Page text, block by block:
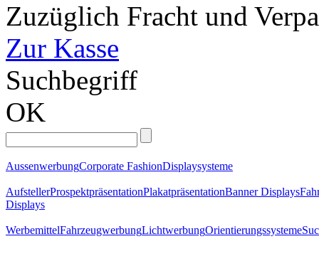
Zuzüglich Fracht und
Zur Kasse
Suchbegriff
OK
AussenwerbungCorporate FashionDisplaysysteme
AufstellerProspektpräsentationPlakatpräsentationBanner Displays
Displays
WerbemittelFahrzeugwerbungLichtwerbungOrientierungssysteme